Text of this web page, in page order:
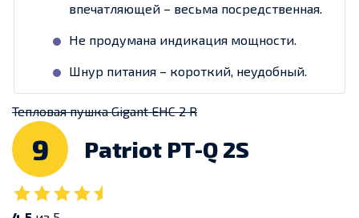
впечатляющей – весьма посредственная.
Не продумана индикация мощности.
Шнур питания – короткий, неудобный.
Тепловая пушка Gigant EHC 2 R
9 Patriot PT-Q 2S